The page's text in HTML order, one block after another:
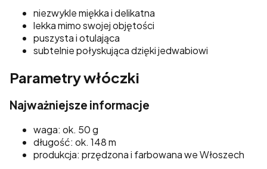
niezwykle miękka i delikatna
lekka mimo swojej objętości
puszysta i otulająca
subtelnie połyskująca dzięki jedwabiowi
Parametry włóczki
Najważniejsze informacje
waga: ok. 50 g
długość: ok. 148 m
produkcja: przędzona i farbowana we Włoszech